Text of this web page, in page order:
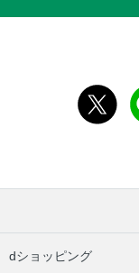
dショッピング